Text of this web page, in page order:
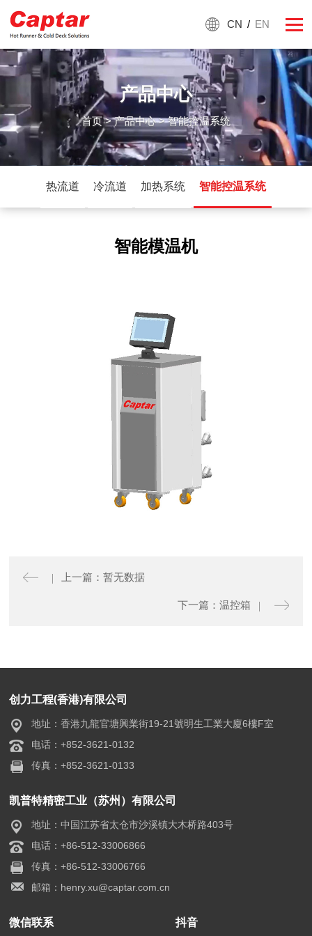
CN / EN
产品中心
首页>产品中心> 智能控温系统
热流道 冷流道 加热系统 智能控温系统
智能模温机
上一篇：暂无数据
下一篇：温控箱
创力工程(香港)有限公司
地址：香港九龍官塘興業街19-21號明生工業大廈6樓F室
电话：+852-3621-0132
传真：+852-3621-0133
凯普特精密工业（苏州）有限公司
地址：中国江苏省太仓市沙溪镇大木桥路403号
电话：+86-512-33006866
传真：+86-512-33006766
邮箱：henry.xu@captar.com.cn
微信联系 抖音